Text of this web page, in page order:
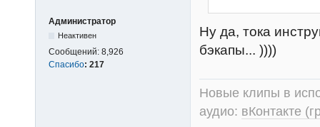
Администратор
Неактивен
Сообщений: 8,926
Спасибо: 217
Ну да, тока
бэкапы... ))))
Новые клипы в
аудио: вКонтакте